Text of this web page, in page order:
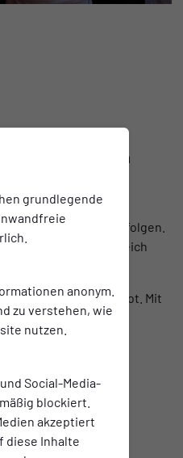
grundlegende
anonym.
zu verstehen, wie
nutzen.
Social-Media-
blockiert.
akzeptiert
diese Inhalte
diesem Sommer
mit der aktiven
gemeinsam verfolgen.
im Innenbereich
Verpflegungsangebot. Mit